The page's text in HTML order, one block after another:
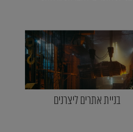
בניית אתרים ליצרנים